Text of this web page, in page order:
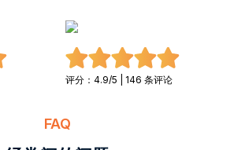
评分：4.9/5 | 146 条评论
FAQ